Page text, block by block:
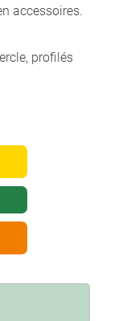
accessoires.
profilés